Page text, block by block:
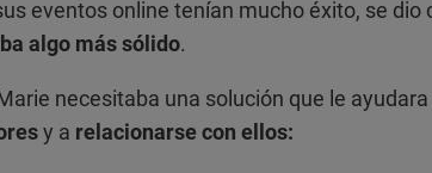
eventos online tenían mucho éxito, se
algo más sólido.
necesitaba una solución que le
y a relacionarse con ellos: